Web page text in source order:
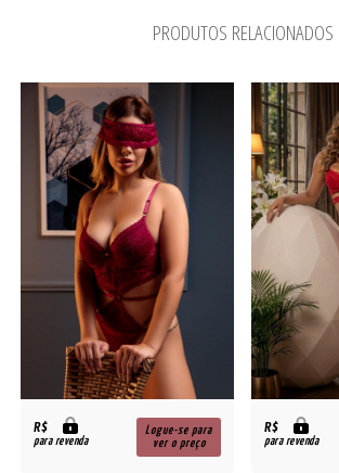
PRODUTOS RELACIONADOS
R$
para revenda
Logue-se para
ver o preço
R$
para revenda